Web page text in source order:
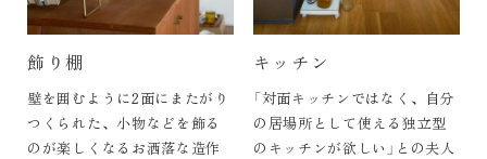
飾り棚
壁を囲むように2面にまたがり
つくられた、小物などを飾る
のが楽しくなるお洒落な造作
キッチン
「対面キッチンではなく、自分
の居場所として使える独立型
のキッチンが欲しい」との夫人